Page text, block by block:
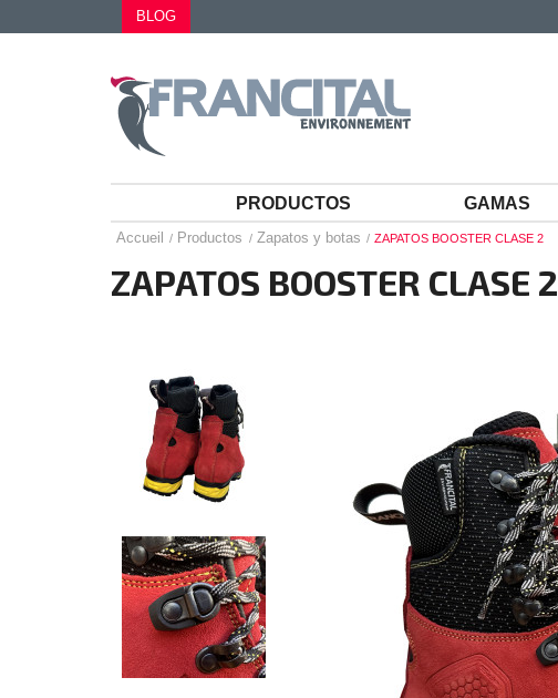
BLOG
PRODUCTOS GAMAS
Accueil Productos Zapatos y botas ZAPATOS BOOSTER CLASE 2
ZAPATOS BOOSTER CLASE 2